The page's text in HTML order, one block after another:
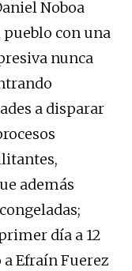
Noboa
pueblo con una
nunca
a disparar
además
día a 12
Efraín Fuerez